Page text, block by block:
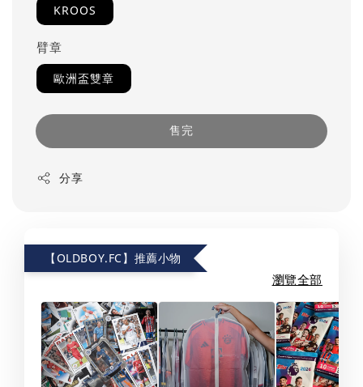
KROOS
臂章
歐洲盃雙章
售完
分享
【OLDBOY.FC】推薦小物
瀏覽全部